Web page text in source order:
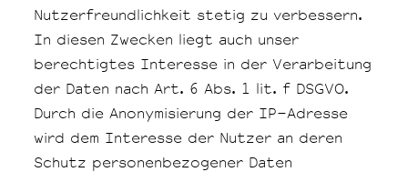
Nutzerfreundlichkeit stetig zu verbessern.
In diesen Zwecken liegt auch unser
berechtigtes Interesse in der Verarbeitung
der Daten nach Art. 6 Abs. 1 lit. f DSGVO.
Durch die Anonymisierung der IP-Adresse
wird dem Interesse der Nutzer an deren
Schutz personenbezogener Daten